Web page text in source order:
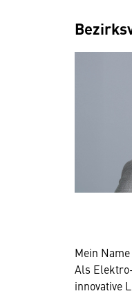
Mein
Als
innovative